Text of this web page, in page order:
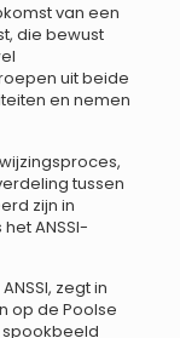
van een
die bewust
uit beide
en nemen
tussen
zijn in
ANSSI-
zegt in
op de Poolse
spookbeeld